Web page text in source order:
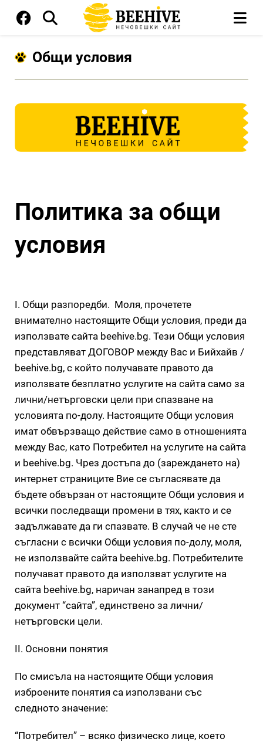
Общи условия
Политика за общи
условия
I. Общи разпоредби. Моля, прочетете
внимателно настоящите Общи условия, преди да
използвате сайта beehive.bg. Тези Общи условия
представляват ДОГОВОР между Вас и Бийхайв /
beehive.bg, с който получавате правото да
използвате безплатно услугите на сайта само за
лични/нетърговски цели при спазване на
условията по-долу. Настоящите Общи условия
имат обвързващо действие само в отношенията
между Вас, като Потребител на услугите на сайта
и beehive.bg. Чрез достъпа до (зареждането на)
интернет страниците Вие се съгласявате да
бъдете обвързан от настоящите Общи условия и
всички последващи промени в тях, както и се
задължавате да ги спазвате. В случай че не сте
съгласни с всички Общи условия по-долу, моля,
не използвайте сайта beehive.bg. Потребителите
получават правото да използват услугите на
сайта beehive.bg, наричан занапред в този
документ “сайта”, единствено за лични/
нетърговски цели.
II. Основни понятия
По смисъла на настоящите Общи условия
изброените понятия са използвани със
следното значение:
“Потребител” – всяко физическо лице, което